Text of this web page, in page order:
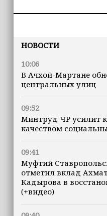
НОВОСТИ
10:06
В Ачхой-Мартане
центральных улиц
09:52
Минтруд ЧР усилит
качеством
09:41
Муфтий
отметил вклад
Кадырова в
(+видео)